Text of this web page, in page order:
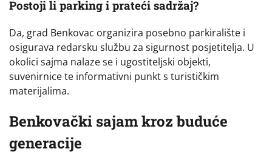
Postoji li parking i prateći sadržaj?
Da, grad Benkovac organizira posebno parkiralište i
osigurava redarsku službu za sigurnost posjetitelja. U
okolici sajma nalaze se i ugostiteljski objekti,
suvenirnice te informativni punkt s turističkim
materijalima.
Benkovački sajam kroz buduće
generacije